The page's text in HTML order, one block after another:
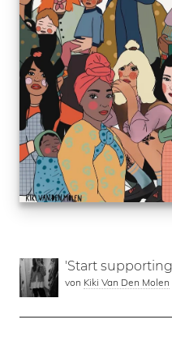
'Start
von Kiki Van Den Molen